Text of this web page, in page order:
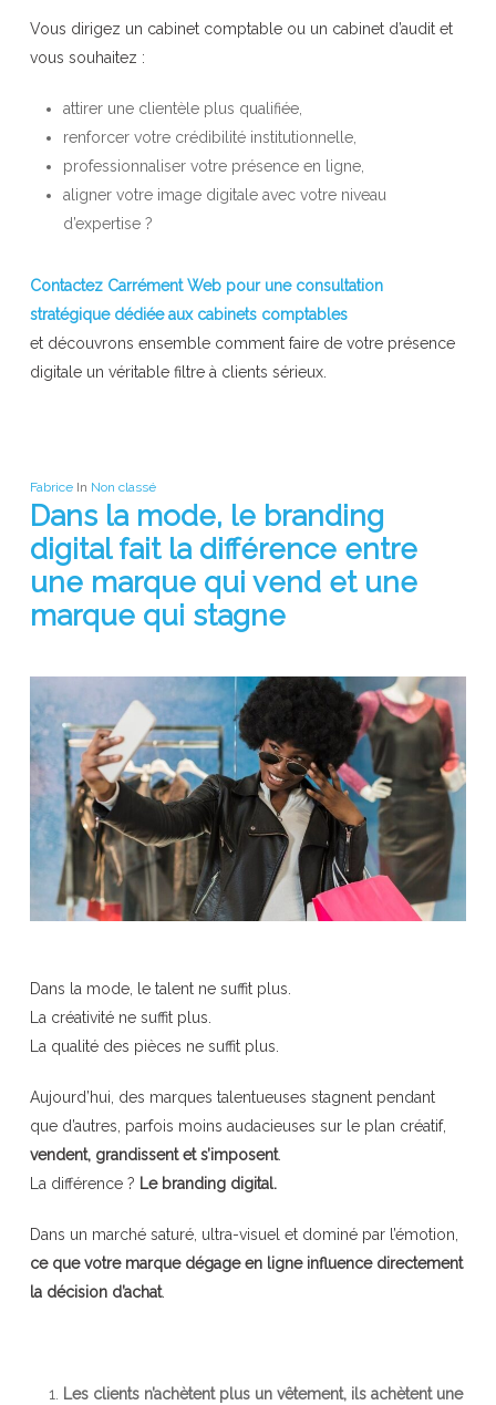
Vous dirigez un cabinet comptable ou un cabinet d’audit et
vous souhaitez :
attirer une clientèle plus qualifiée,
renforcer votre crédibilité institutionnelle,
professionnaliser votre présence en ligne,
aligner votre image digitale avec votre niveau
d’expertise ?
Contactez Carrément Web pour une consultation
stratégique dédiée aux cabinets comptables
et découvrons ensemble comment faire de votre présence
digitale un véritable filtre à clients sérieux.
Fabrice In Non classé
Dans la mode, le branding
digital fait la différence entre
une marque qui vend et une
marque qui stagne
Dans la mode, le talent ne suffit plus.
La créativité ne suffit plus.
La qualité des pièces ne suffit plus.
Aujourd’hui, des marques talentueuses stagnent pendant
que d’autres, parfois moins audacieuses sur le plan créatif,
vendent, grandissent et s’imposent.
La différence ? Le branding digital.
Dans un marché saturé, ultra-visuel et dominé par l’émotion,
ce que votre marque dégage en ligne influence directement
la décision d’achat.
Les clients n’achètent plus un vêtement, ils achètent une